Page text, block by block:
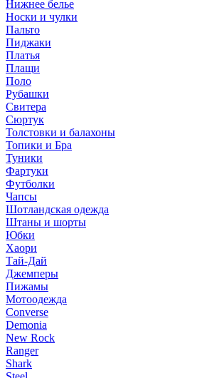
Нижнее белье
Носки и чулки
Пальто
Пиджаки
Платья
Плащи
Поло
Рубашки
Свитера
Сюртук
Толстовки и балахоны
Топики и Бра
Туники
Фартуки
Футболки
Чапсы
Шотландская одежда
Штаны и шорты
Юбки
Хаори
Тай-Дай
Джемперы
Пижамы
Мотоодежда
Converse
Demonia
New Rock
Ranger
Shark